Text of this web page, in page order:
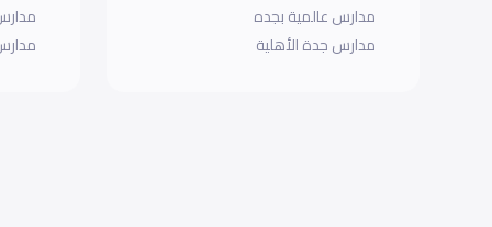
مدارس عالمية بجده
مدارس جدة الأهلية